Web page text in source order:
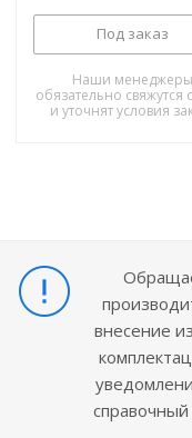
Под заказ
Наши менеджеры
обязательно свяжутся
и уточнят условия
внесение
справочный